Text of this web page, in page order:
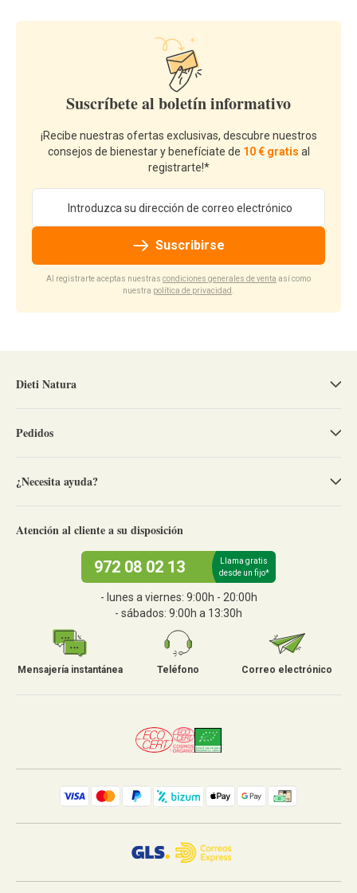
Suscríbete al boletín informativo
¡Recibe nuestras ofertas exclusivas, descubre nuestros
consejos de bienestar y benefíciate de 10 € gratis al
registrarte!*
Suscribirse
Al registrarte aceptas nuestras condiciones generales de venta así como
nuestra política de privacidad .
Dieti Natura
Pedidos
¿Necesita ayuda?
Atención al cliente a su disposición
972 08 02 13
Llama gratis
desde un fijo*
- lunes a viernes: 9:00h - 20:00h
- sábados: 9:00h a 13:30h
Mensajería instantánea Teléfono Correo electrónico